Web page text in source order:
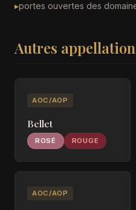
▸portes ouvertes des
Autres
AOC/AOP
Bellet
ROSÉ ROUGE
AOC/AOP